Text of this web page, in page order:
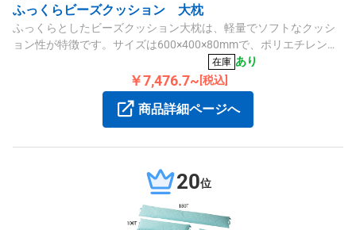
ふっくらビーズクッション 大枕
ふっくらとしたビーズクッション大枕は、軽量でソフトなクッシ
ョン性が特徴です。サイズは600×400×80mmで、ポリエチレンビ
ーズと抗菌防臭加工された綿混素材を使用し、自宅の洗濯機で洗
在庫 あり
￥7,476.7~ [税込]
商品詳細ページへ
20位